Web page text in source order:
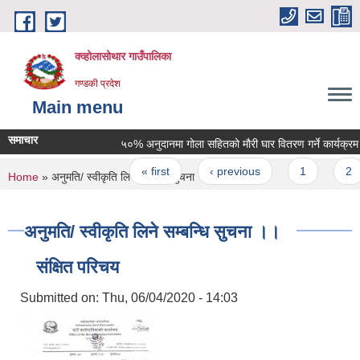
Skip to main content
क्व्होलासोथार गाउँपालिका
गण्डकी प्रदेश
Main menu
समाचार ५०% अनुदानमा गोला सहितको मौरी घार वितरण गर्ने कार्यक्रम
Pages
« first ‹ previous
You are here
Home » अनुमति/ स्वीकृति लिने सम्बन्धि सुचना ।।
अनुमति/ स्वीकृति लिने सम्बन्धि सुचना ।।
संक्षित परिचय
Submitted on: Thu, 06/04/2020 - 14:03